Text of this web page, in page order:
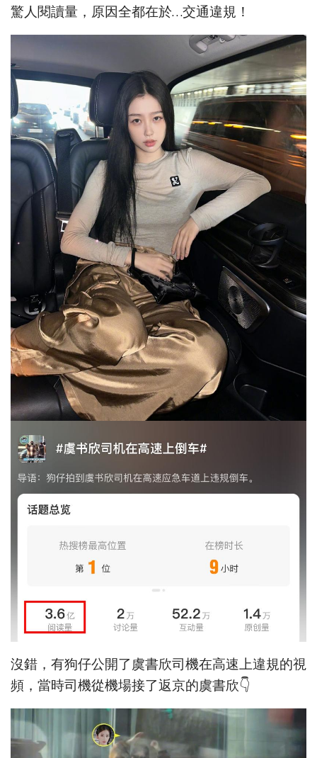
驚人閱讀量，原因全都在於…交通違規！
沒錯，有狗仔公開了虞書欣司機在高速上違規的視
頻，當時司機從機場接了返京的虞書欣👇